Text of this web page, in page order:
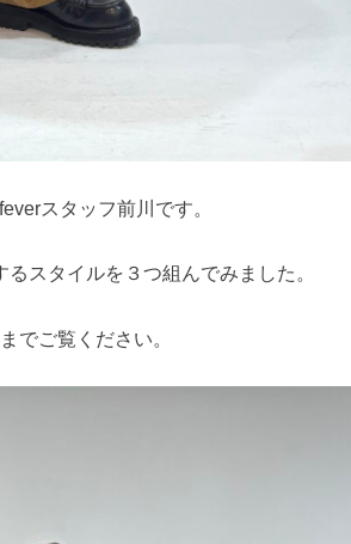
スタッフ前川です。
スタイルを３つ組んでみました。
でご覧ください。